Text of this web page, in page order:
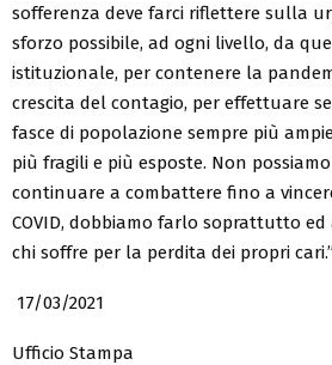
sofferenza deve farci riflettere sulla
sforzo possibile, ad ogni livello, da
istituzionale, per contenere la
crescita del contagio, per effettuare
fasce di popolazione sempre più
più fragili e più esposte. Non
continuare a combattere fino a
COVID, dobbiamo farlo soprattutto
chi soffre per la perdita dei propri cari.”
17/03/2021
Ufficio Stampa